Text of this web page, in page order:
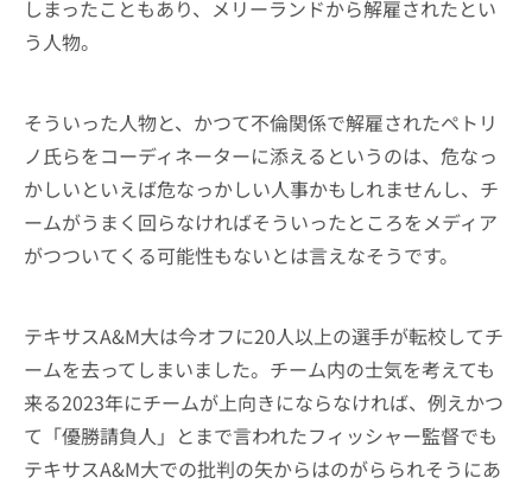
しまったこともあり、メリーランドから解雇されたとい
う人物。
そういった人物と、かつて不倫関係で解雇されたペトリ
ノ氏らをコーディネーターに添えるというのは、危なっ
かしいといえば危なっかしい人事かもしれませんし、チ
ームがうまく回らなければそういったところをメディア
がつついてくる可能性もないとは言えなそうです。
テキサスA&M大は今オフに20人以上の選手が転校してチ
ームを去ってしまいました。チーム内の士気を考えても
来る2023年にチームが上向きにならなければ、例えかつ
て「優勝請負人」とまで言われたフィッシャー監督でも
テキサスA&M大での批判の矢からはのがらられそうにあ